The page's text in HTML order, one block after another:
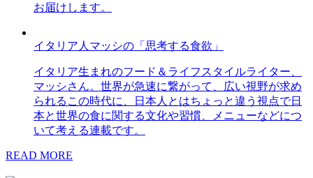
お届けします。
イタリア人マッシの「思考する食欲」
イタリア生まれのフード＆ライフスタイルライター、
マッシさん。世界が急速に繋がって、広い視野が求め
られるこの時代に、日本人とはちょっと違う視点で日
本と世界の食に関する文化や習慣、メニューなどにつ
いて考える連載です。
READ MORE